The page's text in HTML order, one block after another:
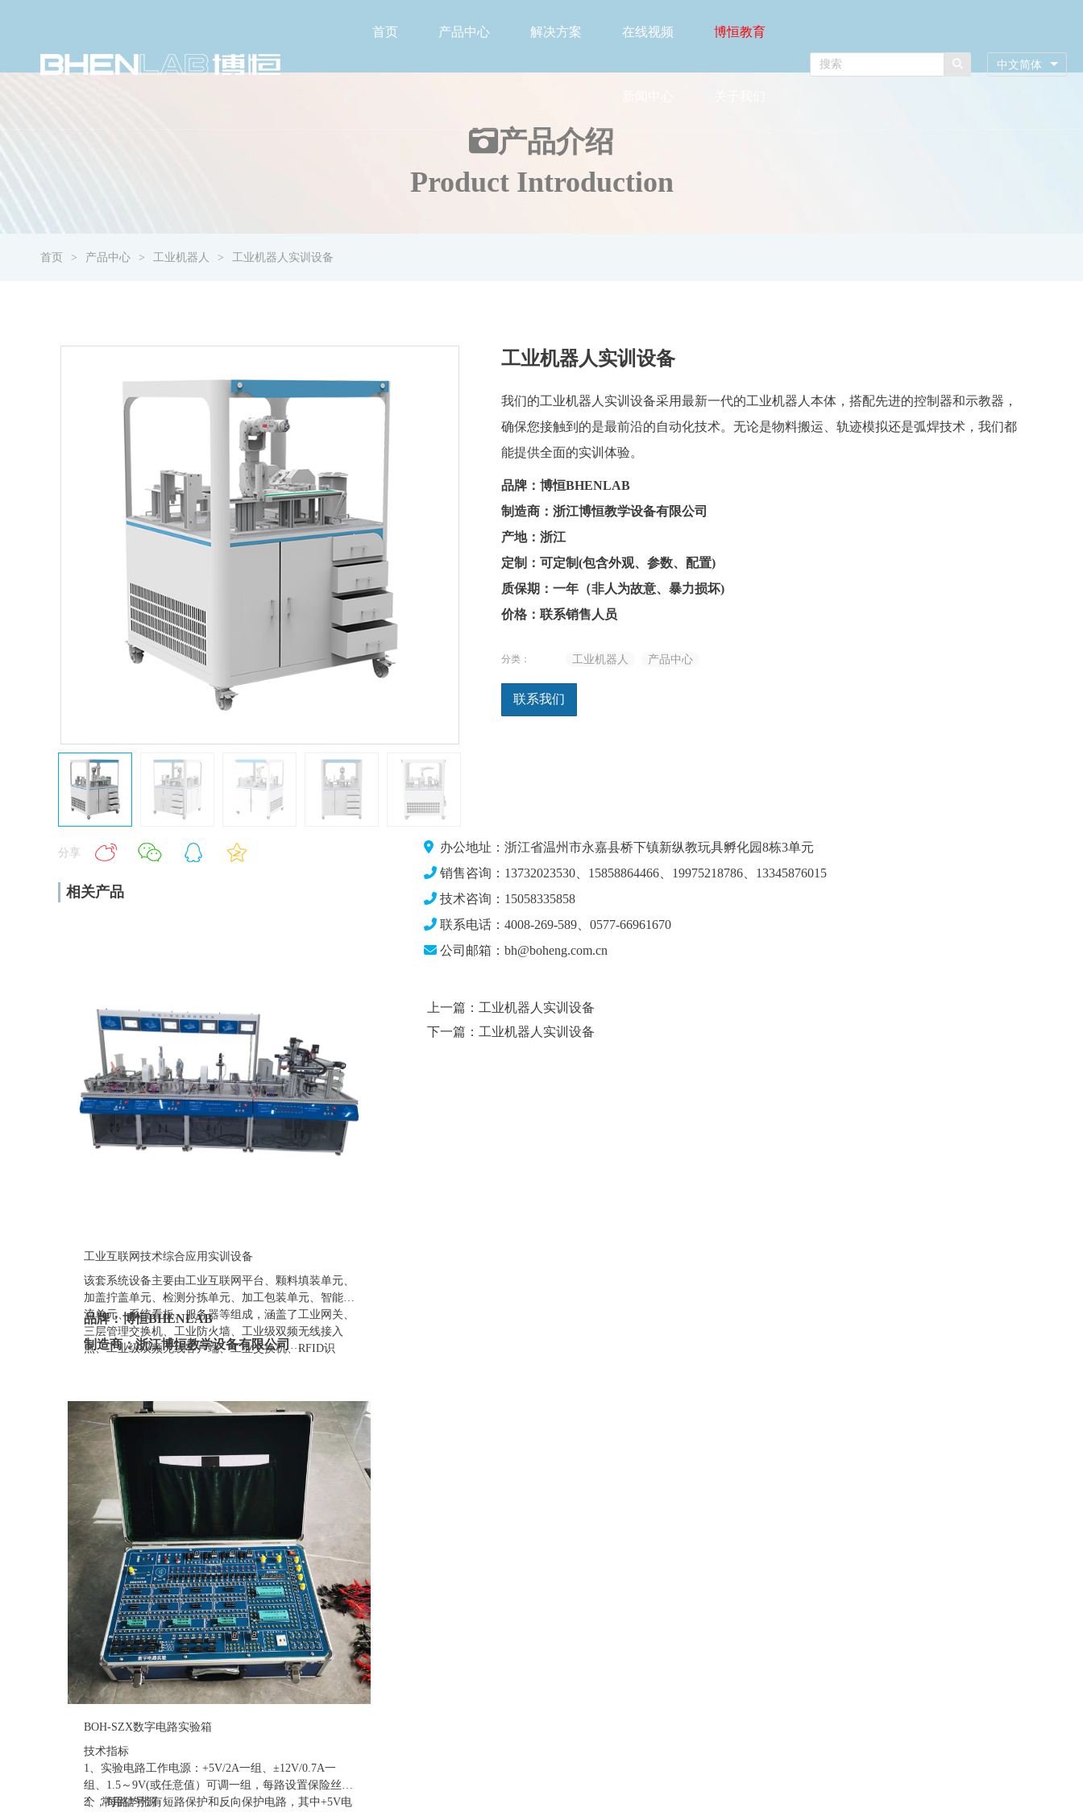
首页 产品中心 解决方案 在线视频 博恒教育
中文简体
产品介绍
Product Introduction
首页 产品中心 工业机器人 工业机器人实训设备
工业机器人实训设备
我们的工业机器人实训设备采用最新一代的工业机器人本体，搭配先进的控制器和示教器，
确保您接触到的是最前沿的自动化技术。无论是物料搬运、轨迹模拟还是弧焊技术，我们都
能提供全面的实训体验。
品牌：博恒BHENLAB
制造商：浙江博恒教学设备有限公司
产地：浙江
定制：可定制(包含外观、参数、配置)
质保期：一年（非人为故意、暴力损坏)
价格：联系销售人员
分类： 工业机器人 产品中心
联系我们
分享
相关产品
工业互联网技术综合应用实训设备
该套系统设备主要由工业互联网平台、颗料填装单元、
加盖拧盖单元、检测分拣单元、加工包装单元、智能物
流单元、系统看板、服务器等组成，涵盖了工业网关、
三层管理交换机、工业防火墙、工业级双频无线接入
点、工业级双频无线客户端、工业交换机、RFID识
品牌：博恒BHENLAB
制造商：浙江博恒教学设备有限公司
质保期：一年（非人为故意、暴力损坏)
价格：联系销售人员
BOH-SZX数字电路实验箱
技术指标
1、实验电路工作电源：+5V/2A一组、±12V/0.7A一
组、1.5～9V(或任意值）可调一组，每路设置保险丝一
个，每路均带有短路保护和反向保护电路，其中+5V电
2、常用信号源
办公地址：浙江省温州市永嘉县桥下镇新纵教玩具孵化园8栋3单元
销售咨询：13732023530、15858864466、19975218786、13345876015
技术咨询：15058335858
联系电话：4008-269-589、0577-66961670
公司邮箱：bh@boheng.com.cn
上一篇：工业机器人实训设备
下一篇：工业机器人实训设备